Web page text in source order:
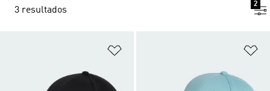
3 resultados
2